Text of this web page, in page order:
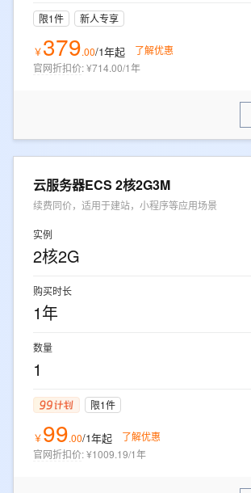
限1件 新人专享
￥379.00/1年起
了解优惠
官网折扣价:¥714.00/1年
云服务器ECS 2核2G3M
续费同价，适用于建站，小程序等应用场景
实例
2核2G
购买时长
1年
数量
1
限1件
￥99.00/1年起
了解优惠
官网折扣价:¥1009.19/1年